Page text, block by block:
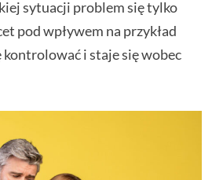
sytuacji problem się tylko
pod wpływem na przykład
i staje się wobec